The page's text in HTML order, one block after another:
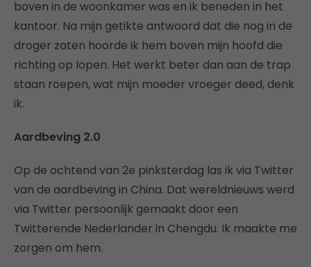
boven in de woonkamer was en ik beneden in het
kantoor. Na mijn getikte antwoord dat die nog in de
droger zaten hoorde ik hem boven mijn hoofd die
richting op lopen. Het werkt beter dan aan de trap
staan roepen, wat mijn moeder vroeger deed, denk
ik.
Aardbeving 2.0
Op de ochtend van 2e pinksterdag las ik via Twitter
van de aardbeving in China. Dat wereldnieuws werd
via Twitter persoonlijk gemaakt door een
Twitterende Nederlander in Chengdu. Ik maakte me
zorgen om hem.